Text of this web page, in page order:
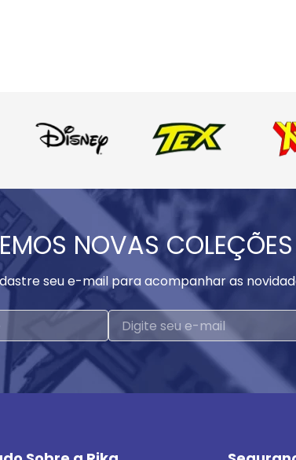
NOVAS
seu e-mail para acompanhar as